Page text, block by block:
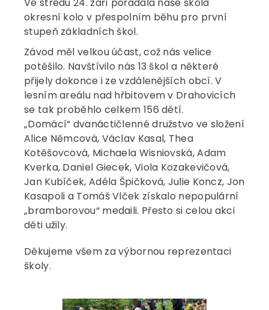
okresní kolo v přespolním běhu pro první
stupeň základních škol.
Závod měl velkou účast, což nás velice
potěšilo. Navštívilo nás 13 škol a některé
přijely dokonce i ze vzdálenějších obcí. V
lesním areálu nad hřbitovem v Drahovicích
se tak proběhlo celkem 156 dětí.
„Domácí“ dvanáctičlenné družstvo ve složení
Alice Němcová, Václav Kasal, Thea
Kotěšovcová, Michaela Wisniovská, Adam
Kverka, Daniel Giecek, Viola Kozakevičová,
Jan Kubíček, Adéla Špičková, Julie Koncz, Jon
Kasapoli a Tomáš Vlček získalo nepopulární
„bramborovou“ medaili. Přesto si celou akci
děti užily.
Děkujeme všem za výbornou reprezentaci
školy.